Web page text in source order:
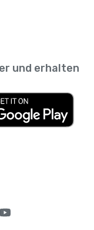
und erhalten